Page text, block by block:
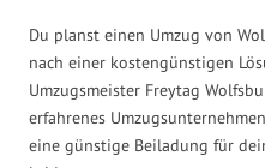
Du planst einen Umzug von
nach einer kostengünstigen
Umzugsmeister Freytag
erfahrenes
eine günstige Beiladung für